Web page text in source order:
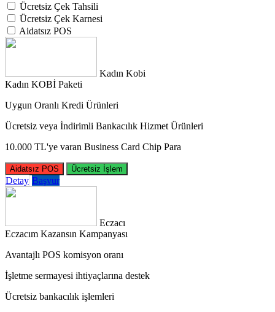
Ücretsiz Çek Tahsili
Ücretsiz Çek Karnesi
Aidatsız POS
Kadın Kobi
Kadın KOBİ Paketi
Uygun Oranlı Kredi Ürünleri
Ücretsiz veya İndirimli Bankacılık Hizmet Ürünleri
10.000 TL'ye varan Business Card Chip Para
Aidatsız POS Ücretsiz İşlem
Detay Başvur
Eczacı
Eczacım Kazansın Kampanyası
Avantajlı POS komisyon oranı
İşletme sermayesi ihtiyaçlarına destek
Ücretsiz bankacılık işlemleri